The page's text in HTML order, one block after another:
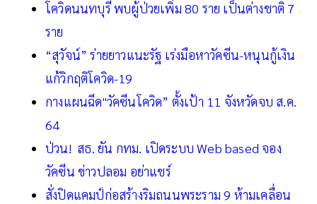
โควิดนนทบุรี พบผู้ป่วยเพิ่ม 80 ราย เป็นต่างชาติ 7
ราย
“สุวัจน์” ร่ายยาวแนะรัฐ เร่งมือหาวัคซีน-หนุนกู้เงิน
แก้วิกฤติโควิด-19
กางแผนฉีด"วัคซีนโควิด” ตั้งเป้า 11 จังหวัดจบ ส.ค.
64
ป่วน! สธ. ยัน กทม. เปิดระบบ Web based จอง
วัคซีน ข่าวปลอม อย่าแชร์
สั่งปิดแคมป์ก่อสร้างริมถนนพระราม 9 ห้ามเคลื่อน